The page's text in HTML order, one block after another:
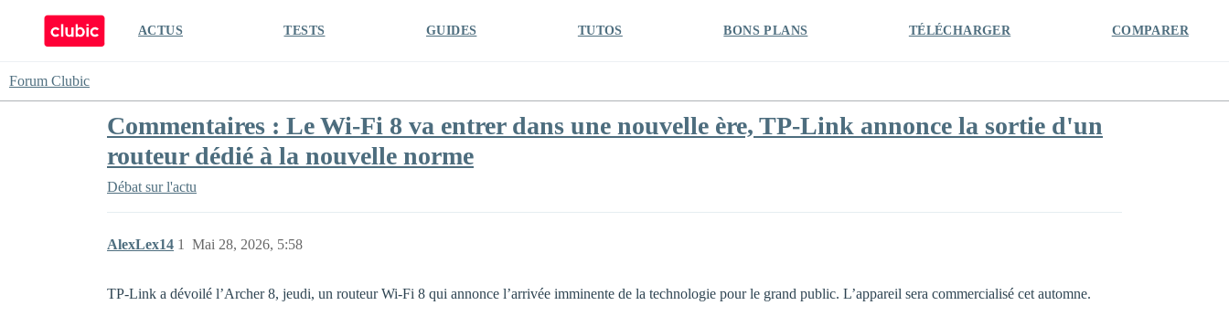
ACTUS TESTS GUIDES TUTOS BONS PLANS TÉLÉCHARGER COMPARER
Forum Clubic
Commentaires : Le Wi-Fi 8 va entrer dans une nouvelle ère, TP-Link annonce la sortie d'un
routeur dédié à la nouvelle norme
Débat sur l'actu
AlexLex14 Mai 28, 2026, 5:58
1
TP-Link a dévoilé l’Archer 8, jeudi, un routeur Wi-Fi 8 qui annonce l’arrivée imminente de la technologie pour le grand public. L’appareil sera commercialisé cet automne.